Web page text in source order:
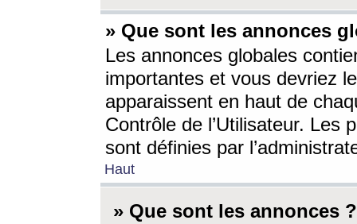
» Que sont les annonces
Les annonces globales
importantes et vous devriez
apparaissent en haut de
Contrôle de l’Utilisateur. Les
sont définies par
Haut
» Que sont les annonces ?